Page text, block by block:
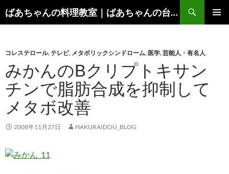
ン
ツ
ス
キ
プ
ばあちゃんの料理教室｜ばあちゃんの台所から学ぶ、食と健康の知恵
索
コレステロール,テレビ, メタボリックシンドローム, 医学,芸能人・有名人
みかんのΒクリプトキサン
チンで脂肪合成を抑制して
メタボ改善
2008年11月27日 HAKURAIDOU_BLOG